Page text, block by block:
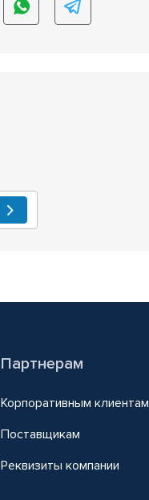
Партнерам
Корпоративным клиентам
Поставщикам
Реквизиты компании